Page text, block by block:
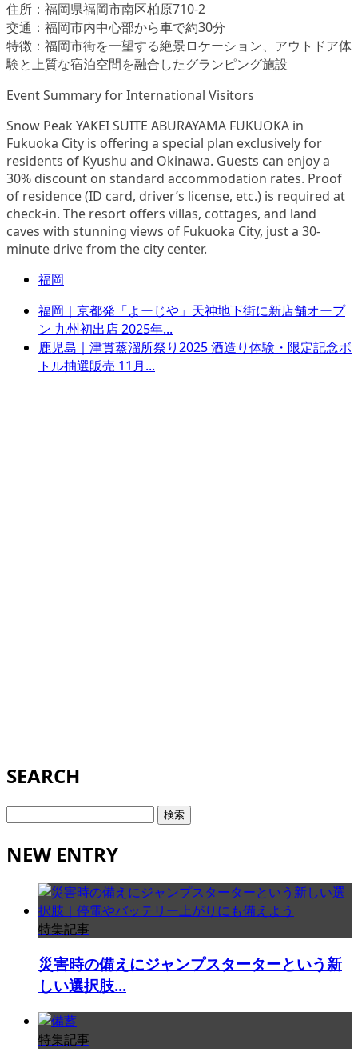
住所：福岡県福岡市南区柏原710-2
交通：福岡市内中心部から車で約30分
特徴：福岡市街を一望する絶景ロケーション、アウトドア体
験と上質な宿泊空間を融合したグランピング施設
Event Summary for International Visitors
Snow Peak YAKEI SUITE ABURAYAMA FUKUOKA in
Fukuoka City is offering a special plan exclusively for
residents of Kyushu and Okinawa. Guests can enjoy a
30% discount on standard accommodation rates. Proof
of residence (ID card, driver’s license, etc.) is required at
check-in. The resort offers villas, cottages, and land
caves with stunning views of Fukuoka City, just a 30-
minute drive from the city center.
福岡
福岡｜京都発「よーじや」天神地下街に新店舗オープ
ン 九州初出店 2025年...
鹿児島｜津貫蒸溜所祭り2025 酒造り体験・限定記念ボ
トル抽選販売 11月...
SEARCH
検
NEW ENTRY
特集記事
災害時の備えにジャンプスターターという新
しい選択肢...
特集記事